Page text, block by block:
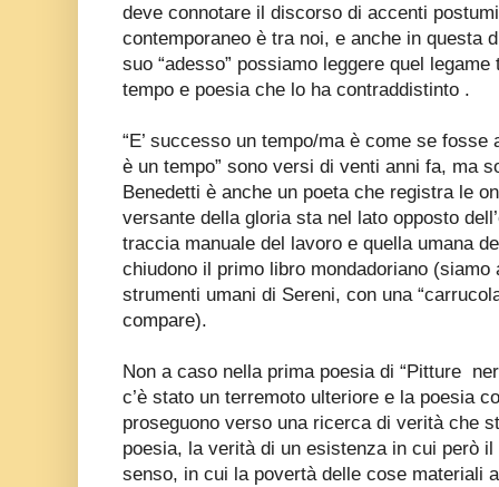
deve connotare il discorso di accenti
contemporaneo è tra noi, e anche in questa
suo “adesso” possiamo leggere quel
tempo e poesia che lo ha contraddistinto .
“E’ successo un tempo/ma è come se
è un tempo” sono versi di venti anni fa, ma
Benedetti è anche un poeta che registra le
versante della gloria sta nel lato opposto
traccia manuale del lavoro e quella umana
chiudono il primo libro mondadoriano (siamo
strumenti umani di Sereni, con una
compare).
Non a caso nella prima poesia di “Pitture
c’è stato un terremoto ulteriore e la poesia
proseguono verso una ricerca di verità che
poesia, la verità di un esistenza in cui però
senso, in cui la povertà delle cose materiali